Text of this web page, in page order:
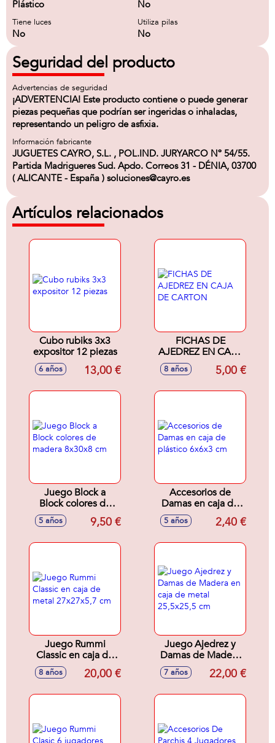
Plástico No
Tiene luces
No
Utiliza pilas
No
Seguridad del producto
Advertencias de seguridad
¡ADVERTENCIA! Este producto contiene o puede generar
piezas pequeñas que podrían ser ingeridas o inhaladas,
representando un peligro de asfixia.
Información fabricante
JUGUETES CAYRO, S.L. , POL.IND. JURYARCO Nº 54/55.
Partida Madrigueres Sud. Apdo. Correos 31 - DÉNIA, 03700
( ALICANTE - España ) soluciones@cayro.es
Artículos relacionados
Cubo rubiks 3x3
expositor 12 piezas
6 años 13,00 €
FICHAS DE
AJEDREZ EN CAJA
DE CARTON
8 años 5,00 €
Juego Block a
Block colores de
madera 8x30x8 cm
5 años 9,50 €
Accesorios de
Damas en caja de
plástico 6x6x3 cm
5 años 2,40 €
Juego Rummi
Classic en caja de
metal 27x27x5,7
8 años 20,00 €
Juego Ajedrez y
Damas de Madera
en caja de metal
25,5x25,5 cm
7 años 22,00 €